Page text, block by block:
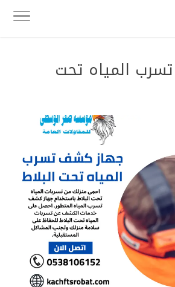
المياه تحت